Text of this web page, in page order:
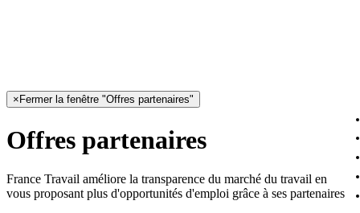
× Fermer la fenêtre "Offres partenaires"
Offres partenaires
France Travail améliore la transparence du marché du travail en
vous proposant plus d'opportunités d'emploi grâce à ses partenaires